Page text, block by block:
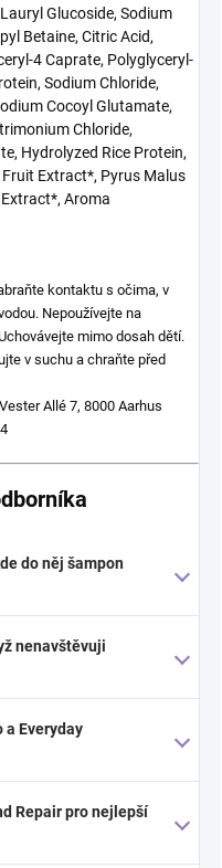
Glucoside, Sodium
Betaine, Citric Acid,
4 Caprate, Polyglyceryl-
Sodium Chloride,
Cocoyl Glutamate,
Chloride,
Hydrolyzed Rice Protein,
Extract*, Pyrus Malus
Aroma
kontaktu s očima, v
Nepoužívejte na
mimo dosah dětí.
v suchu a chraňte před
Allé 7, 8000 Aarhus
do něj šampon
nenavštěvuji
a Everyday
Repair pro nejlepší